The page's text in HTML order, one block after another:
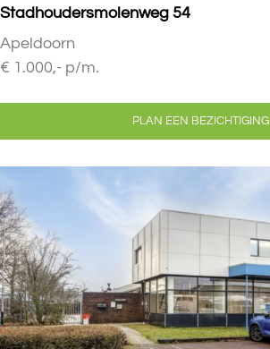
Stadhoudersmolenweg 54
Apeldoorn
€ 1.000,- p/m.
PLAN EEN BEZICHTIGING